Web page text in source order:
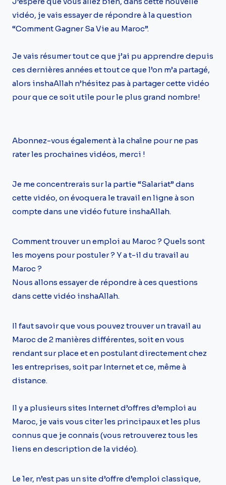
vidéo, je vais essayer de répondre à la question
“Comment Gagner Sa Vie au Maroc”.
Je vais résumer tout ce que j’ai pu apprendre depuis
ces dernières années et tout ce que l’on m’a partagé,
alors inshaAllah n’hésitez pas à partager cette vidéo
pour que ce soit utile pour le plus grand nombre!
Abonnez-vous également à la chaîne pour ne pas
rater les prochaines vidéos, merci !
Je me concentrerais sur la partie “Salariat” dans
cette vidéo, on évoquera le travail en ligne à son
compte dans une vidéo future inshaAllah.
Comment trouver un emploi au Maroc ? Quels sont
les moyens pour postuler ? Y a t-il du travail au
Maroc ?
Nous allons essayer de répondre à ces questions
dans cette vidéo inshaAllah.
Il faut savoir que vous pouvez trouver un travail au
Maroc de 2 manières différentes, soit en vous
rendant sur place et en postulant directement chez
les entreprises, soit par Internet et ce, même à
distance.
Il y a plusieurs sites Internet d’offres d’emploi au
Maroc, je vais vous citer les principaux et les plus
connus que je connais (vous retrouverez tous les
liens en description de la vidéo).
Le 1er, n’est pas un site d’offre d’emploi classique,